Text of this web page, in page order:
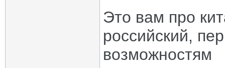
Это вам про
российский,
возможностям